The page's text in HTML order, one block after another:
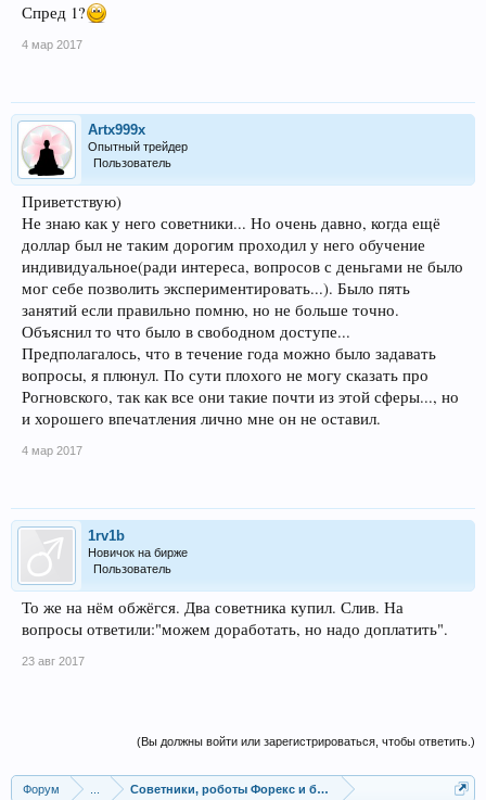
Спред 1?
4 мар 2017
Artx999x
Опытный трейдер
Пользователь
Приветствую)
Не знаю как у него советники... Но очень давно, когда ещё
доллар был не таким дорогим проходил у него обучение
индивидуальное(ради интереса, вопросов с деньгами не было
мог себе позволить экспериментировать...). Было пять
занятий если правильно помню, но не больше точно.
Объяснил то что было в свободном доступе...
Предполагалось, что в течение года можно было задавать
вопросы, я плюнул. По сути плохого не могу сказать про
Рогновского, так как все они такие почти из этой сферы..., но
и хорошего впечатления лично мне он не оставил.
4 мар 2017
1rv1b
Новичок на бирже
Пользователь
То же на нём обжёгся. Два советника купил. Слив. На
вопросы ответили:"можем доработать, но надо доплатить".
23 авг 2017
(Вы должны войти или зарегистрироваться, чтобы ответить.)
Форум Советники, роботы Форекс и бинарных опционов